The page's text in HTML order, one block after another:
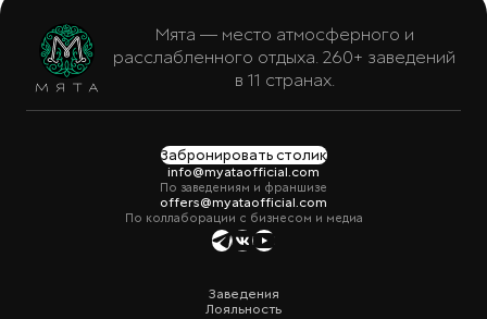
Мята — место атмосферного и
расслабленного отдыха. 260+ заведений
в 11 странах.
Забронировать столик
info@myataofficial.com
По заведениям и франшизе
offers@myataofficial.com
По коллаборации с бизнесом и медиа
Заведения
Лояльность